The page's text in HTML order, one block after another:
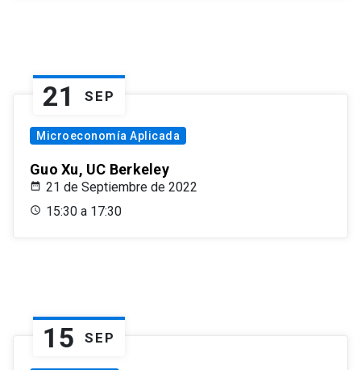
21 SEP
Microeconomía Aplicada
Guo Xu, UC Berkeley
21 de Septiembre de 2022
15:30 a 17:30
15 SEP